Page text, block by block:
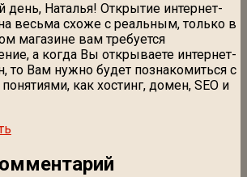
Наталья! Открытие интернет-
весьма схоже с реальным, только в
магазине вам требуется
а когда Вы открываете интернет-
то Вам нужно будет познакомиться с
как хостинг, домен, SEO и